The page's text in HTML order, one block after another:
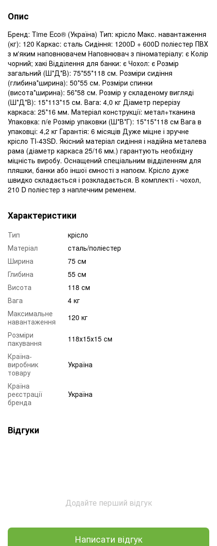
Опис
Бренд: Time Eco® (Україна) Тип: крісло Макс. навантаження
(кг): 120 Каркас: сталь Cидіння: 1200D + 600D поліестер ПВХ
з м'яким наповнювачем Наповнювач з піноматеріалу: є Колір
чорний; хакі Відділення для банки: є Чохол: є Розмір
загальний (Ш*Д*В): 75*55*118 см. Розміри сидіння
(глибина*ширина): 50*55 см. Розміри спинки
(висота*ширина): 56*58 см. Розмір у складеному вигляді
(Ш*Д*В): 15*113*15 см. Вага: 4,0 кг Діаметр перерізу
каркаса: 25*16 мм. Матеріал конструкції: метал+тканина
Упаковка: п/е Розмір упаковки (Ш*В*Г): 15*15*118 см Вага в
упаковці: 4,2 кг Гарантія: 6 місяців Дуже міцне і зручне
крісло ТІ-43SD. Якісний матеріал сидіння і надійна металева
рама (діаметр каркаса 25/16 мм.) гарантують необхідну
міцність виробу. Оснащений спеціальним відділенням для
пляшки, банки або іншої ємності з напоєм. Крісло дуже
швидко складається і розкладається. В комплекті - чохол,
210 D поліестер з наплечним ременем.
Характеристики
Тип
крісло
Матеріал
сталь/поліестер
Ширина
75 см
Глибина
55 см
Висота
118 см
Вага
4 кг
Максимальне
навантаження
120 кг
Розміри
пакування
118х15х15 см
Країна-
виробник
товару
Україна
Країна
реєстрації
бренда
Україна
Відгуки
Додайте перший відгук
Написати відгук